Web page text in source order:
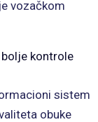
vozačkom
kontrole
sistem
obuke